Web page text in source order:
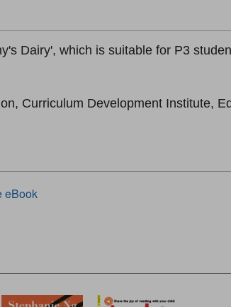
Dairy', which is suitable for P3
Curriculum Development Institute,
eBook